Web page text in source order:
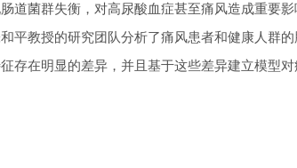
道菌群失衡，对高尿酸血症甚至痛风造成重要
平教授的研究团队分析了痛风患者和健康人群
存在明显的差异，并且基于这些差异建立模型